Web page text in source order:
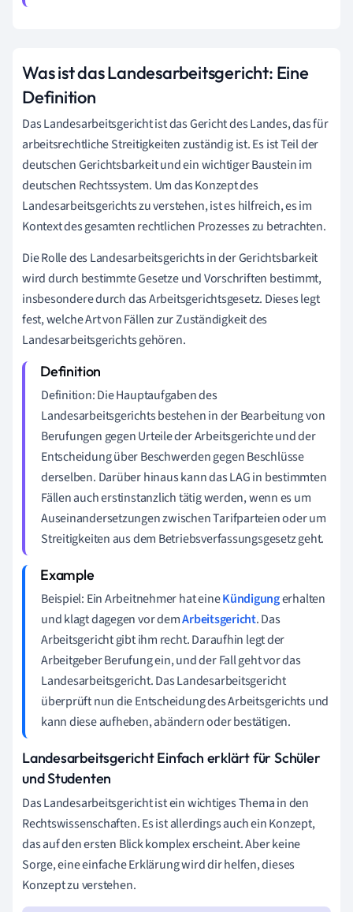
Was ist das Landesarbeitsgericht: Eine
Definition
Das Landesarbeitsgericht ist das Gericht des Landes, das für
arbeitsrechtliche Streitigkeiten zuständig ist. Es ist Teil der
deutschen Gerichtsbarkeit und ein wichtiger Baustein im
deutschen Rechtssystem. Um das Konzept des
Landesarbeitsgerichts zu verstehen, ist es hilfreich, es im
Kontext des gesamten rechtlichen Prozesses zu betrachten.
Die Rolle des Landesarbeitsgerichts in der Gerichtsbarkeit
wird durch bestimmte Gesetze und Vorschriften bestimmt,
insbesondere durch das Arbeitsgerichtsgesetz. Dieses legt
fest, welche Art von Fällen zur Zuständigkeit des
Landesarbeitsgerichts gehören.
Definition: Die Hauptaufgaben des
Landesarbeitsgerichts bestehen in der Bearbeitung von
Berufungen gegen Urteile der Arbeitsgerichte und der
Entscheidung über Beschwerden gegen Beschlüsse
derselben. Darüber hinaus kann das LAG in bestimmten
Fällen auch erstinstanzlich tätig werden, wenn es um
Auseinandersetzungen zwischen Tarifparteien oder um
Streitigkeiten aus dem Betriebsverfassungsgesetz geht.
Beispiel: Ein Arbeitnehmer hat eineKündigungerhalten
und klagt dagegen vor demArbeitsgericht. Das
Arbeitsgericht gibt ihm recht. Daraufhin legt der
Arbeitgeber Berufung ein, und der Fall geht vor das
Landesarbeitsgericht. Das Landesarbeitsgericht
überprüft nun die Entscheidung des Arbeitsgerichts und
kann diese aufheben, abändern oder bestätigen.
Landesarbeitsgericht Einfach erklärt für Schüler
und Studenten
Das Landesarbeitsgericht ist ein wichtiges Thema in den
Rechtswissenschaften. Es ist allerdings auch ein Konzept,
das auf den ersten Blick komplex erscheint. Aber keine
Sorge, eine einfache Erklärung wird dir helfen, dieses
Konzept zu verstehen.